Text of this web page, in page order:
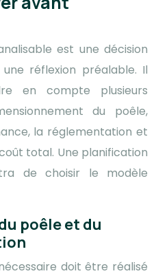
est une décision
réflexion préalable. Il
en compte plusieurs
du poêle,
la réglementation et
total. Une planification
de choisir le modèle
poêle et du
doit être réalisé